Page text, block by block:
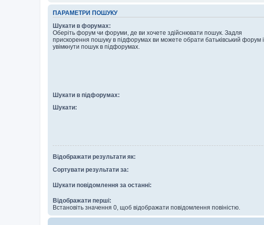
ПАРАМЕТРИ ПОШУКУ
Шукати в форумах:
Оберіть форум чи форуми, де ви хочете здійснювати пошук. Задля
прискорення пошуку в підфорумах ви можете обрати батьківський форум і
увімкнути пошук в підфорумах.
Шукати в підфорумах:
Шукати:
Відображати результати як:
Сортувати результати за:
Шукати повідомлення за останні:
Відображати перші:
Встановіть значення 0, щоб відображати повідомлення повіністю.